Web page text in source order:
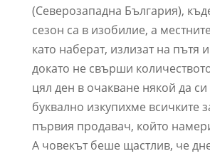
(Северозападна България),
сезон са в изобилие, а
като наберат, излизат на пътя
докато не свърши
цял ден в очакване някой да
буквално изкупихме всичките
първия продавач, който
А човекът беше щастлив, че